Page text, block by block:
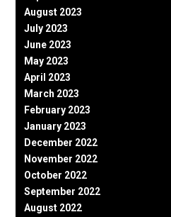
August 2023
July 2023
June 2023
May 2023
April 2023
March 2023
February 2023
January 2023
December 2022
November 2022
October 2022
September 2022
August 2022